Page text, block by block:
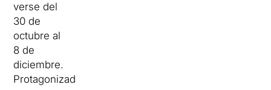
verse del
30 de
octubre al
8 de
diciembre.
Protagonizada